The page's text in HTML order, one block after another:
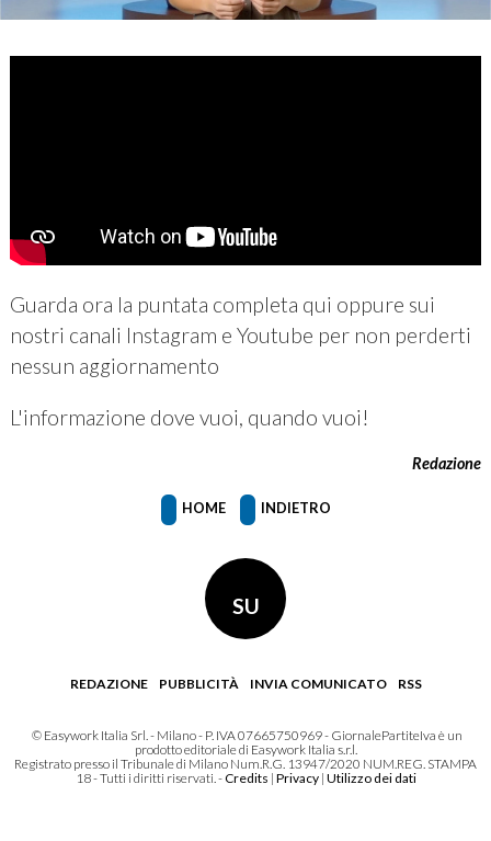
Guarda ora la puntata completa qui oppure sui
nostri canali Instagram e Youtube per non perderti
nessun aggiornamento
L'informazione dove vuoi, quando vuoi!
Redazione
HOME INDIETRO
SU
REDAZIONE PUBBLICITÀ INVIA COMUNICATO RSS
© Easywork Italia Srl. - Milano - P. IVA 07665750969 - GiornalePartiteIva è un
prodotto editoriale di Easywork Italia s.r.l.
Registrato presso il Tribunale di Milano Num.R.G. 13947/2020 NUM.REG. STAMPA
18 - Tutti i diritti riservati. -Credits | Privacy| Utilizzo dei dati